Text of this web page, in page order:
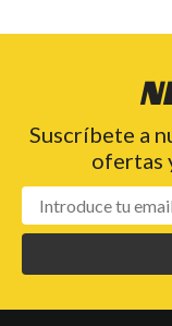
Suscríbete a
ofertas